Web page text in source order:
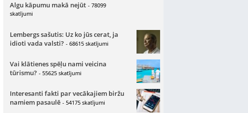
Algu kāpumu makā nejūt - 78099
skatījumi
Lembergs sašutis: Uz ko jūs cerat, ja
idioti vada valsti? - 68615 skatījumi
Vai klātienes spēļu nami veicina
tūrismu? - 55625 skatījumi
Interesanti fakti par vecākajiem biržu
namiem pasaulē - 54175 skatījumi